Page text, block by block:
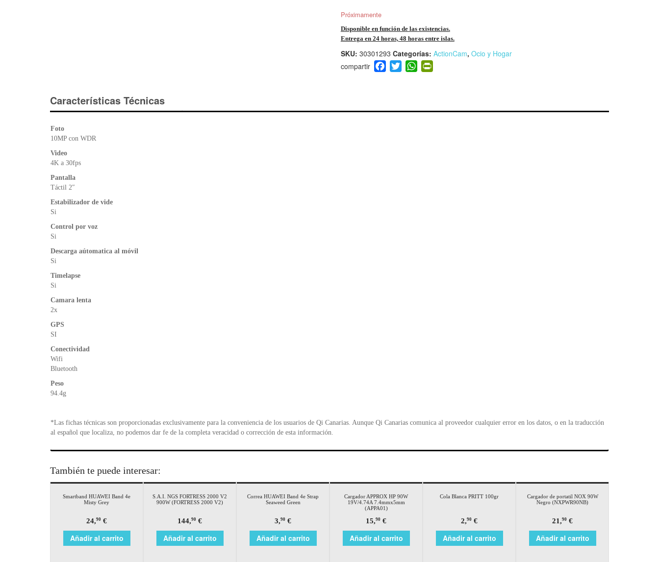
Próximamente
Disponible en función de las existencias.
Entrega en 24 horas, 48 horas entre islas.
SKU: 30301293 Categorías: ActionCam, Ocio y Hogar
F
a
b
T
wi
W
h
A
Pr
in
e
Características Técnicas
Foto
10MP con WDR
Video
4K a 30fps
Pantalla
Táctil 2″
Estabilizador de vide
Si
Control por voz
Si
Descarga aútomatica al móvil
Si
Timelapse
Si
Camara lenta
2x
GPS
SI
Conectividad
Wifi
Bluetooth
Peso
94.4g
*Las fichas técnicas son proporcionadas exclusivamente para la conveniencia de los usuarios de Qi Canarias. Aunque Qi Canarias comunica al proveedor cualquier error en los datos, o en la traducción
al español que localiza, no podemos dar fe de la completa veracidad o corrección de esta información.
También te puede interesar:
Smartband HUAWEI Band 4e
Misty Grey
24,90 €
Añadir al carrito
S.A.I. NGS FORTRESS 2000 V2
900W (FORTRESS 2000 V2)
144,90 €
Añadir al carrito
Correa HUAWEI Band 4e Strap
Seaweed Green
3,90 €
Añadir al carrito
Cargador APPROX HP 90W
19V/4.74A 7.4mmx5mm
(APPA01)
15,90 €
Añadir al carrito
Cola Blanca PRITT 100gr
2,90 €
Añadir al carrito
Cargador de portatil NOX 90W
Negro (NXPWR90NB)
21,90 €
Añadir al carrito